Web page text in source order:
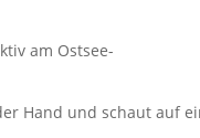
am Ostsee-